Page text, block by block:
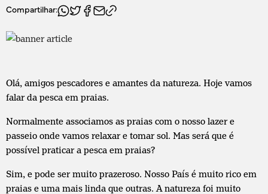
Compartilhar:
Olá, amigos pescadores e amantes da natureza. Hoje vamos
falar da pesca em praias.
Normalmente associamos as praias com o nosso lazer e
passeio onde vamos relaxar e tomar sol. Mas será que é
possível praticar a pesca em praias?
Sim, e pode ser muito prazeroso. Nosso País é muito rico em
praias e uma mais linda que outras. A natureza foi muito